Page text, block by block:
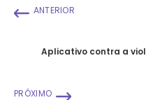
ANTERIOR
Aplicativo contra a
PRÓXIMO